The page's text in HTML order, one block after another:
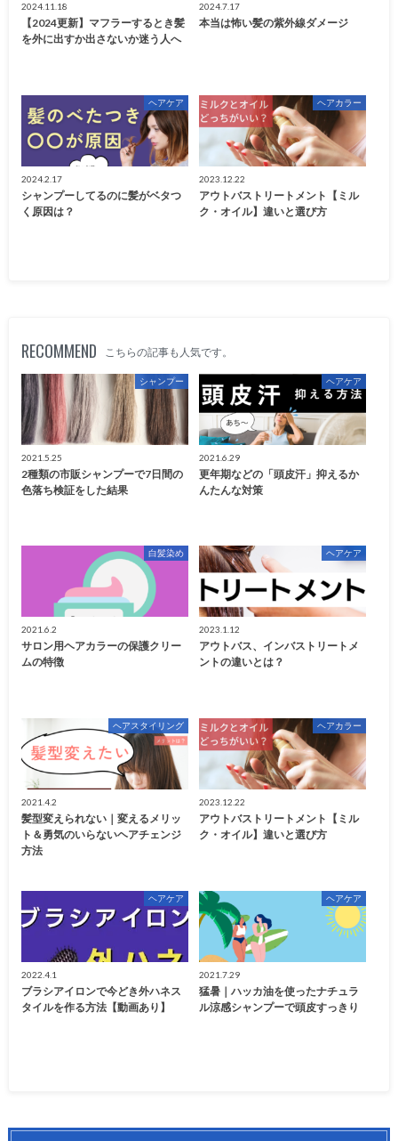
2024.11.18
【2024更新】マフラーするとき髪
を外に出すか出さないか迷う人へ
2024.7.17
本当は怖い髪の紫外線ダメージ
ヘアケア
2024.2.17
シャンプーしてるのに髪がベタつ
く原因は？
ヘアカラー
2023.12.22
アウトバストリートメント【ミル
ク・オイル】違いと選び方
RECOMMEND こちらの記事も人気です。
シャンプー
2021.5.25
2種類の市販シャンプーで7日間の
色落ち検証をした結果
ヘアケア
2021.6.29
更年期などの「頭皮汗」抑えるか
んたんな対策
白髪染め
2021.6.2
サロン用ヘアカラーの保護クリー
ムの特徴
ヘアケア
2023.1.12
アウトバス、インバストリートメ
ントの違いとは？
ヘアスタイリング
2021.4.2
髪型変えられない｜変えるメリッ
ト＆勇気のいらないヘアチェンジ
方法
ヘアカラー
2023.12.22
アウトバストリートメント【ミル
ク・オイル】違いと選び方
ヘアケア
2022.4.1
ブラシアイロンで今どき外ハネス
タイルを作る方法【動画あり】
ヘアケア
2021.7.29
猛暑｜ハッカ油を使ったナチュラ
ル涼感シャンプーで頭皮すっきり